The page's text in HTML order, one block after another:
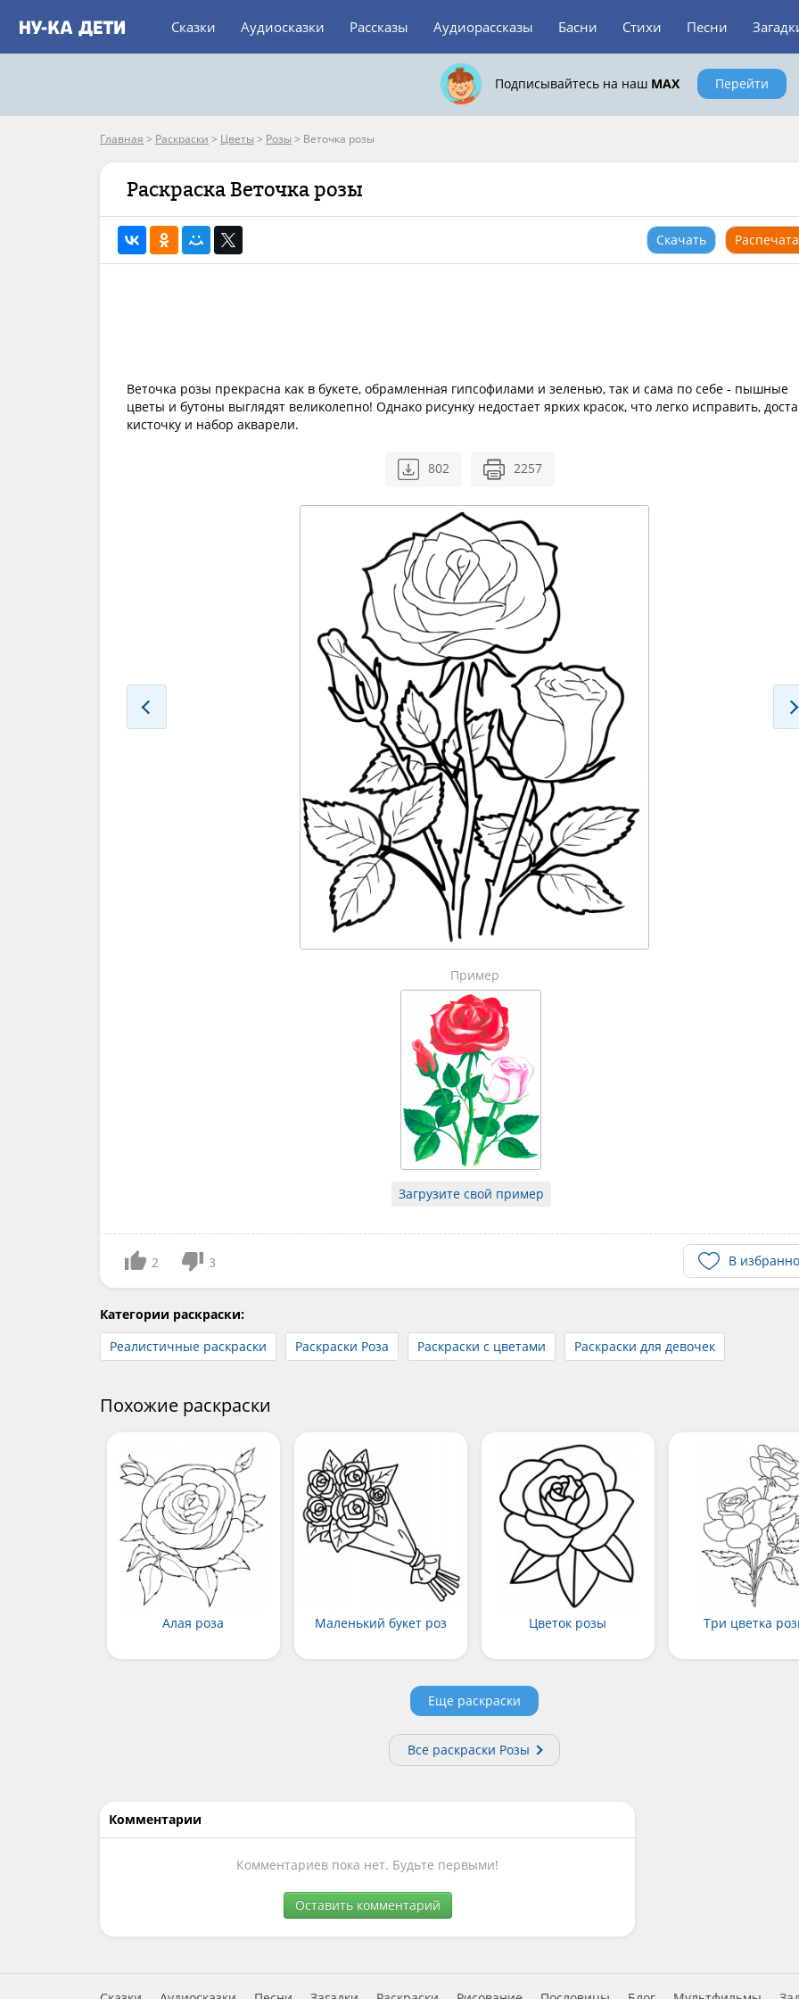
Сказки Аудиосказки Рассказы Аудиорассказы Басни Стихи Песни
Подписывайтесь на наш MAX Перейти
Главная > Раскраски > Цветы > Розы > Веточка розы
Раскраска Веточка розы
Скачать
Веточка розы прекрасна как в букете, обрамленная гипсофилами и зеленью, так и сама по себе - пышные
цветы и бутоны выглядят великолепно! Однако рисунку недостает ярких красок, что легко исправить,
кисточку и набор акварели.
802 2257
Пример
Загрузите свой пример
2 3 В
Категории раскраски:
Реалистичные раскраски
Раскраски Роза Раскраски с цветами Раскраски для девочек
Похожие раскраски
Алая роза Маленький букет роз Цветок розы Три цветка
Еще раскраски
Все раскраски Розы
Комментарии
Комментариев пока нет. Будьте первыми!
Оставить комментарий